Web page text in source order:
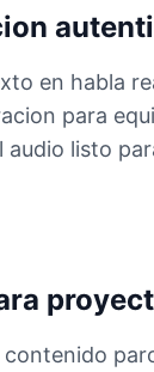
en habla
para
listo